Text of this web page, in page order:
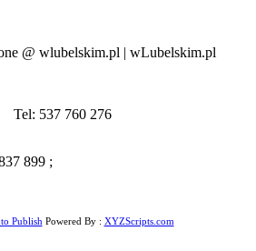
@ wlubelskim.pl | wLubelskim.pl
Tel: 537 760 276
899 ;
Publish Powered By : XYZScripts.com